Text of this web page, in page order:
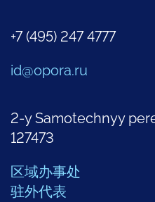
+7 (495) 247 4777
id@opora.ru
2-y Samotechnyy
127473
区域办事处
驻外代表